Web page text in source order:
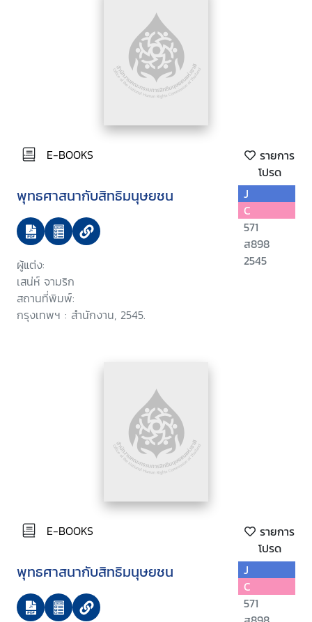
E-BOOKS
รายการ
โปรด
พุทธศาสนากับสิทธิมนุษยชน
ผู้แต่ง:
เสน่ห์ จามริก
สถานที่พิมพ์:
กรุงเทพฯ : สำนักงาน, 2545.
J
C
571
ส898
2545
E-BOOKS
รายการ
โปรด
พุทธศาสนากับสิทธิมนุษยชน
J
C
571